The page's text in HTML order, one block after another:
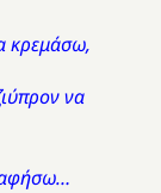
κρεμάσω,
να